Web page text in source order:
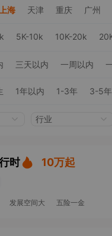
上海 天津 重庆 广州
5K-10k 10K-20k
三天以内 一周以内
1年以内 1-3年 3-5年
行业
时 10万起
发展空间大 五险一金